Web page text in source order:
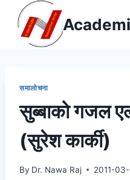
content
समालोचना
सुब्बाको गजल
(सुरेश कार्की)
By Dr. Nawa Raj 2011-